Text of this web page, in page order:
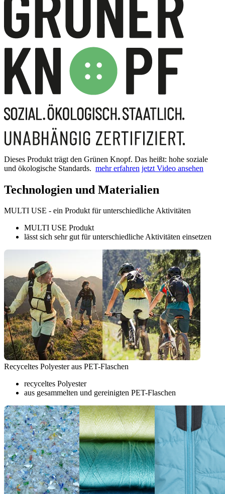
Dieses Produkt trägt den Grünen Knopf. Das heißt: hohe soziale
und ökologische Standards. mehr erfahren jetzt Video ansehen
Technologien und Materialien
MULTI USE - ein Produkt für unterschiedliche Aktivitäten
MULTI USE Produkt
lässt sich sehr gut für unterschiedliche Aktivitäten einsetzen
Recyceltes Polyester aus PET-Flaschen
recyceltes Polyester
aus gesammelten und gereinigten PET-Flaschen